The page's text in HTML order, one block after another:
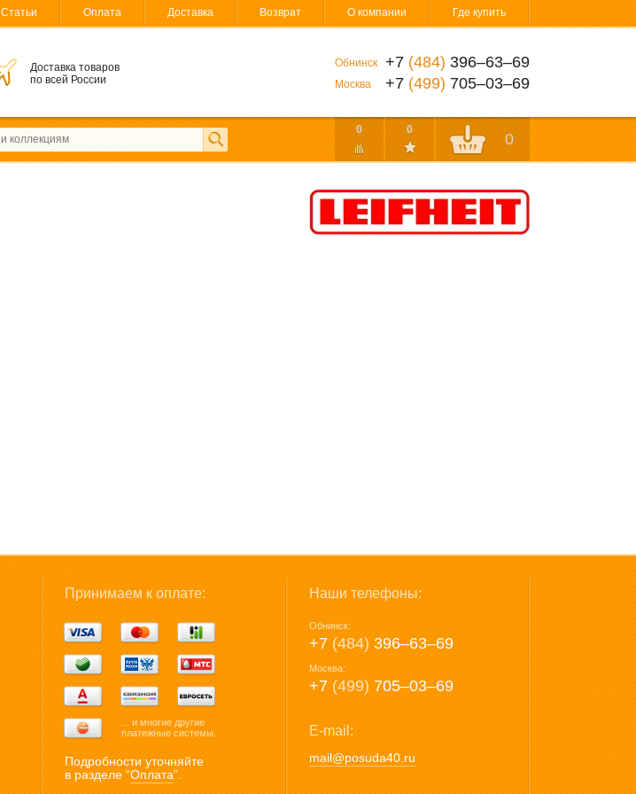
Статьи Оплата Доставка Возврат О компании Где купить
Доставка товаров
по всей России
Обнинск +7 (484) 396‒63‒69
Москва +7 (499) 705‒03‒69
0 0
0
Принимаем к оплате:
... и многие другие
платежные системы.
Подробности уточняйте
в разделе “Оплата”.
Наши телефоны:
Обнинск:
+7 (484) 396‒63‒69
Москва:
+7 (499) 705‒03‒69
E-mail:
mail@posuda40.ru